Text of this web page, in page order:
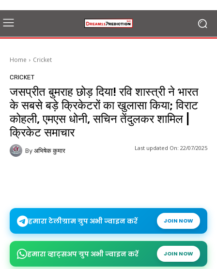
Home Cricket
CRICKET
जसप्रीत बुमराह छोड़ दिया! रवि शास्त्री ने भारत
के सबसे बड़े क्रिकेटरों का खुलासा किया; विराट
कोहली, एमएस धोनी, सचिन तेंदुलकर शामिल |
क्रिकेट समाचार
By अभिषेक कुमार Last updated On: 22/07/2025
हमारा टेलीग्राम ग्रुप अभी ज्वाइन करें JOIN NOW
हमारा व्हाट्सअप ग्रुप अभी ज्वाइन करें JOIN NOW